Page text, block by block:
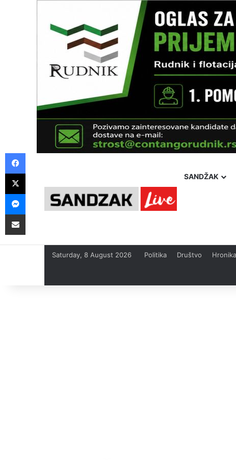
SANDŽAK
Saturday, 8 August 2026 Politika Društvo Hronika
Facebook
X
Messenger
Pošalji preko E-Maila